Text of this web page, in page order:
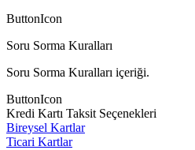
ButtonIcon
Soru Sorma Kuralları
Soru Sorma Kuralları içeriği.
ButtonIcon
Kredi Kartı Taksit Seçenekleri
Bireysel Kartlar
Ticari Kartlar